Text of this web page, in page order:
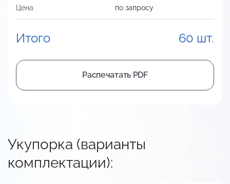
Цена по запросу
Итого 60 шт.
Распечатать PDF
Укупорка (варианты
комплектации):